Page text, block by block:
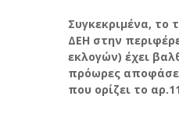
Συγκεκριμένα, το
ΔΕΗ στην
εκλογών) έχει
πρόωρες
που ορίζει το